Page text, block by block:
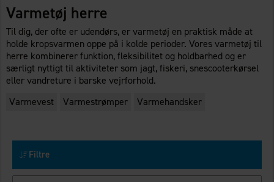
Varmetøj herre
Til dig, der ofte er udendørs, er varmetøj en praktisk måde at
holde kropsvarmen oppe på i kolde perioder. Vores varmetøj til
herre kombinerer funktion, fleksibilitet og holdbarhed og er
særligt nyttigt til aktiviteter som jagt, fiskeri, snescooterkørsel
eller vandreture i barske vejrforhold.
Varmevest
Varmestrømper Varmehandsker
Filtre